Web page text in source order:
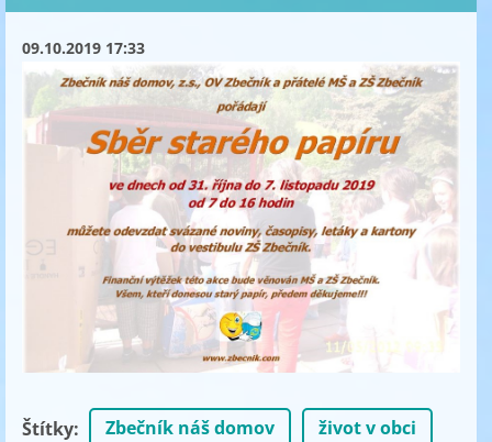
09.10.2019 17:33
Štítky: Zbečník náš domov
život v obci